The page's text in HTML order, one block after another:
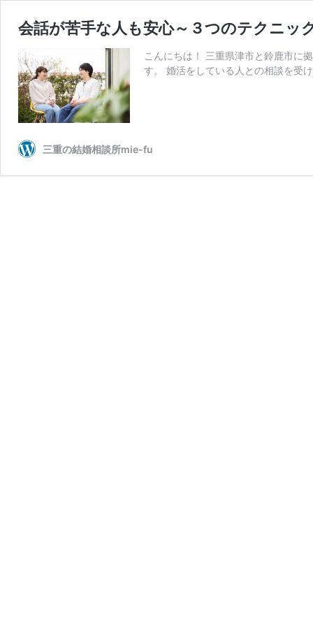
会話が苦手な人も安心～３つのテクニッ
こんにちは！ 三重県津市と鈴鹿市に
す。 婚活をしている人との相談を受
三重の結婚相談所mie-fu